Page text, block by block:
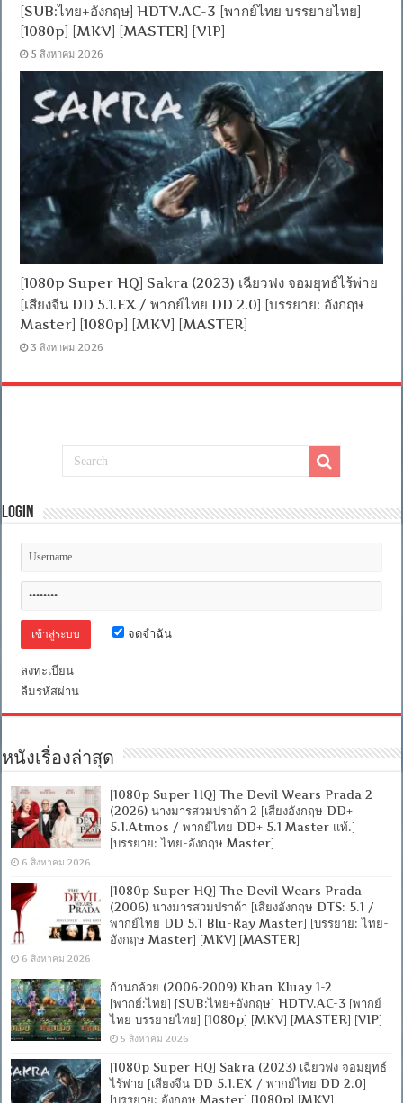
[SUB:ไทย+อังกฤษ] HDTV.AC-3 [พากย์ไทย บรรยายไทย]
[1080p] [MKV] [MASTER] [VIP]
5 สิงหาคม 2026
[1080p Super HQ] Sakra (2023) เฉียวฟง จอมยุทธ์ไร้พ่าย
[เสียงจีน DD 5.1.EX / พากย์ไทย DD 2.0] [บรรยาย: อังกฤษ
Master] [1080p] [MKV] [MASTER]
3 สิงหาคม 2026
Login
จดจำฉัน
ลงทะเบียน
ลืมรหัสผ่าน
หนังเรื่องล่าสุด
[1080p Super HQ] The Devil Wears Prada 2
(2026) นางมารสวมปราด้า 2 [เสียงอังกฤษ DD+
5.1.Atmos / พากย์ไทย DD+ 5.1 Master แท้.]
[บรรยาย: ไทย-อังกฤษ Master]
6 สิงหาคม 2026
[1080p Super HQ] The Devil Wears Prada
(2006) นางมารสวมปราด้า [เสียงอังกฤษ DTS: 5.1 /
พากย์ไทย DD 5.1 Blu-Ray Master] [บรรยาย: ไทย-
อังกฤษ Master] [MKV] [MASTER]
6 สิงหาคม 2026
ก้านกล้วย (2006-2009) Khan Kluay 1-2
[พากย์:ไทย] [SUB:ไทย+อังกฤษ] HDTV.AC-3 [พากย์
ไทย บรรยายไทย] [1080p] [MKV] [MASTER] [VIP]
5 สิงหาคม 2026
[1080p Super HQ] Sakra (2023) เฉียวฟง จอมยุทธ์
ไร้พ่าย [เสียงจีน DD 5.1.EX / พากย์ไทย DD 2.0]
[บรรยาย: อังกฤษ Master] [1080p] [MKV]